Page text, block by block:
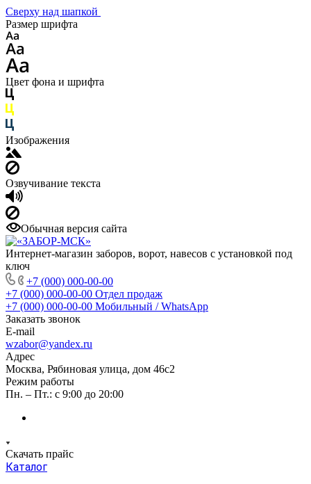
Сверху над шапкой
Размер шрифта
Цвет фона и шрифта
Изображения
Озвучивание текста
Обычная версия сайта
Интернет-магазин заборов, ворот, навесов с установкой под
ключ
+7 (000) 000-00-00
+7 (000) 000-00-00 Отдел продаж
+7 (000) 000-00-00 Мобильный / WhatsApp
Заказать звонок
E-mail
wzabor@yandex.ru
Адрес
Москва, Рябиновая улица, дом 46с2
Режим работы
Пн. – Пт.: с 9:00 до 20:00
Скачать прайс
Каталог